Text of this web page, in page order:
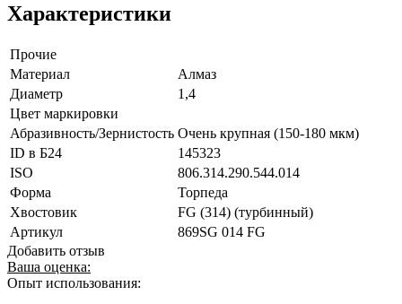
Характеристики
Прочие
Материал
Алмаз
Диаметр
1,4
Цвет маркировки
Абразивность/Зернистость Очень крупная (150-180 мкм)
ID в Б24
145323
ISO
806.314.290.544.014
Форма
Торпеда
Хвостовик
FG (314) (турбинный)
Артикул
869SG 014 FG
Добавить отзыв
Ваша оценка:
Опыт использования: